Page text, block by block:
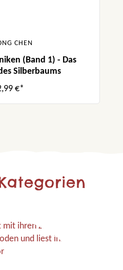
CHEN
(Band 1) - Das
Silberbaums
€*